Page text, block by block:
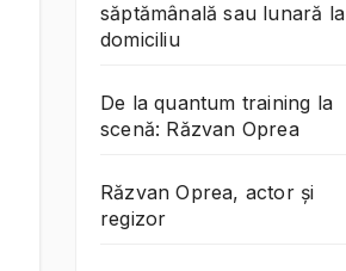
săptămânală sau lunară la
domiciliu
De la quantum training la
scenă: Răzvan Oprea
Răzvan Oprea, actor și
regizor